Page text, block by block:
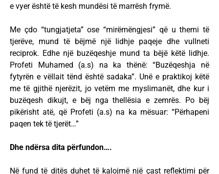
e vyer është të kesh mundësi të marrësh frymë.
Me çdo “tungjatjeta” ose “mirëmëngjesi” që u themi të
tjerëve, mund të bëjmë një lidhje paqeje dhe vullneti
reciprok. Edhe një buzëqeshje mund ta bëjë këtë lidhje.
Profeti Muhamed (a.s) na ka thënë: “Buzëqeshja në
fytyrën e vëllait tënd është sadaka”. Unë e praktikoj këtë
me të gjithë njerëzit, jo vetëm me myslimanët, dhe kur i
buzëqesh dikujt, e bëj nga thellësia e zemrës. Po bëj
pikërisht atë, që Profeti (a.s) na ka mësuar: “Përhapeni
paqen tek të tjerët…”
Dhe ndërsa dita përfundon….
Në fund të ditës duhet të kalojmë një çast reflektimi për